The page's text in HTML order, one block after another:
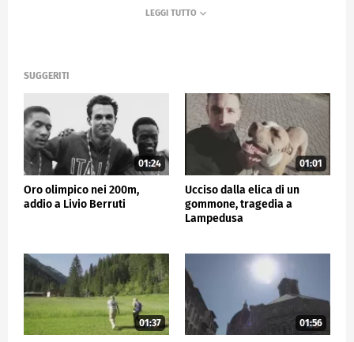
SUGGERITI
01:24
Oro olimpico nei 200m,
addio a Livio Berruti
01:01
Ucciso dalla elica di un
gommone, tragedia a
Lampedusa
01:37 01:56